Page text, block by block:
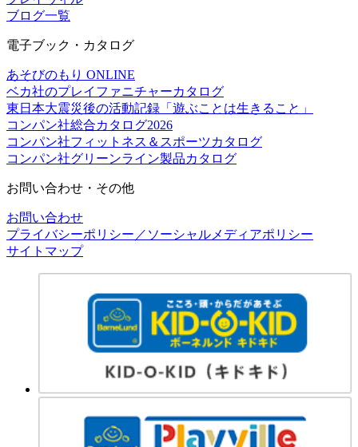
ブログ一覧
電子ブック・カタログ
あそびのもり ONLINE
ベカ社のプレイファニチャーカタログ
東日本大震災後の活動記録「遊ぶことは生きること」
コンパン社総合カタログ2026
コンパン社フィットネス＆スポーツカタログ
コンパン社グリーンライン製品カタログ
お問い合わせ・その他
お問い合わせ
プライバシーポリシー／ソーシャルメディアポリシー
サイトマップ